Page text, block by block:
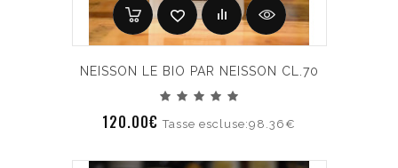
NEISSON LE BIO PAR NEISSON CL.70
120.00€Tasse escluse:98.36€